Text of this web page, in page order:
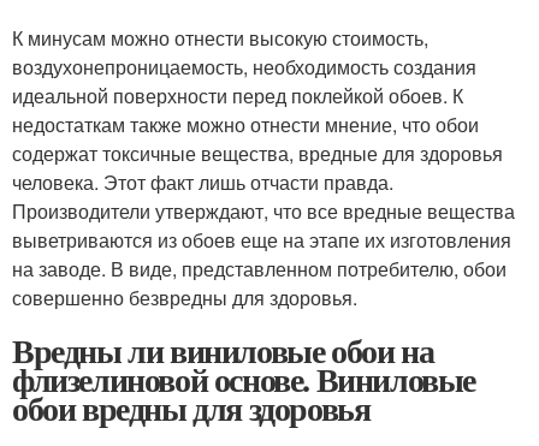
К минусам можно отнести высокую стоимость,
воздухонепроницаемость, необходимость создания
идеальной поверхности перед поклейкой обоев. К
недостаткам также можно отнести мнение, что обои
содержат токсичные вещества, вредные для здоровья
человека. Этот факт лишь отчасти правда.
Производители утверждают, что все вредные вещества
выветриваются из обоев еще на этапе их изготовления
на заводе. В виде, представленном потребителю, обои
совершенно безвредны для здоровья.
Вредны ли виниловые обои на
флизелиновой основе. Виниловые
обои вредны для здоровья